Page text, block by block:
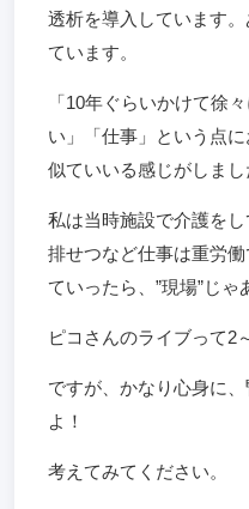
透析を導入しています
ています。
「10年ぐらいかけて徐
い」「仕事」という点
似ていいる感じがしまし
私は当時施設で介護をし
排せつなど仕事は重労
ていったら、”現場”じゃ
ピコさんのライブって2
ですが、かなり心身に
よ！
考えてみてください。